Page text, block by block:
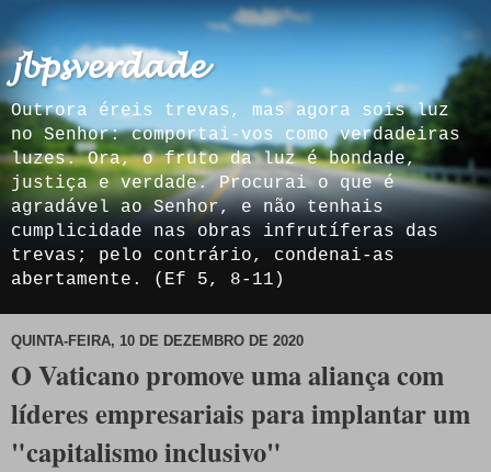
𝓳𝓫𝓹𝓼𝓿𝓮𝓻𝓭𝓪𝓭𝓮
Outrora éreis trevas, mas agora sois luz
no Senhor: comportai-vos como verdadeiras
luzes. Ora, o fruto da luz é bondade,
justiça e verdade. Procurai o que é
agradável ao Senhor, e não tenhais
cumplicidade nas obras infrutíferas das
trevas; pelo contrário, condenai-as
abertamente. (Ef 5, 8-11)
QUINTA-FEIRA, 10 DE DEZEMBRO DE 2020
O Vaticano promove uma aliança com
líderes empresariais para implantar um
"capitalismo inclusivo"